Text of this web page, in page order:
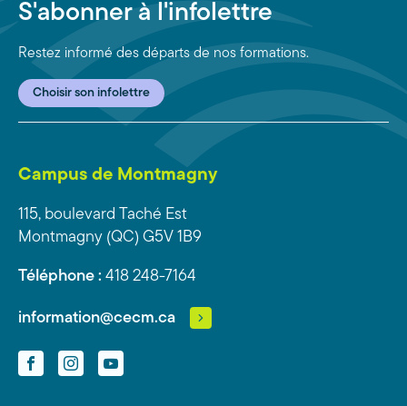
S'abonner à l'infolettre
Restez informé des départs de nos formations.
Choisir son infolettre
Campus de Montmagny
115, boulevard Taché Est
Montmagny (QC) G5V 1B9
Téléphone : 418 248-7164
information@cecm.ca
FacebookInstagramYouTube